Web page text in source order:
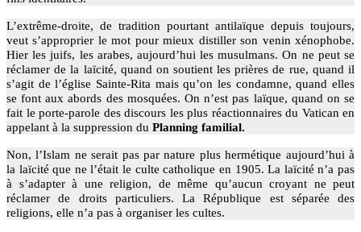
L’extrême-droite, de tradition pourtant antilaïque depuis toujours,
veut s’approprier le mot pour mieux distiller son venin xénophobe.
Hier les juifs, les arabes, aujourd’hui les musulmans. On ne peut se
réclamer de la laïcité, quand on soutient les prières de rue, quand il
s’agit de l’église Sainte-Rita mais qu’on les condamne, quand elles
se font aux abords des mosquées. On n’est pas laïque, quand on se
fait le porte-parole des discours les plus réactionnaires du Vatican en
appelant à la suppression du Planning familial.
Non, l’Islam ne serait pas par nature plus hermétique aujourd’hui à
la laïcité que ne l’était le culte catholique en 1905. La laïcité n’a pas
à s’adapter à une religion, de même qu’aucun croyant ne peut
réclamer de droits particuliers. La République est séparée des
religions, elle n’a pas à organiser les cultes.